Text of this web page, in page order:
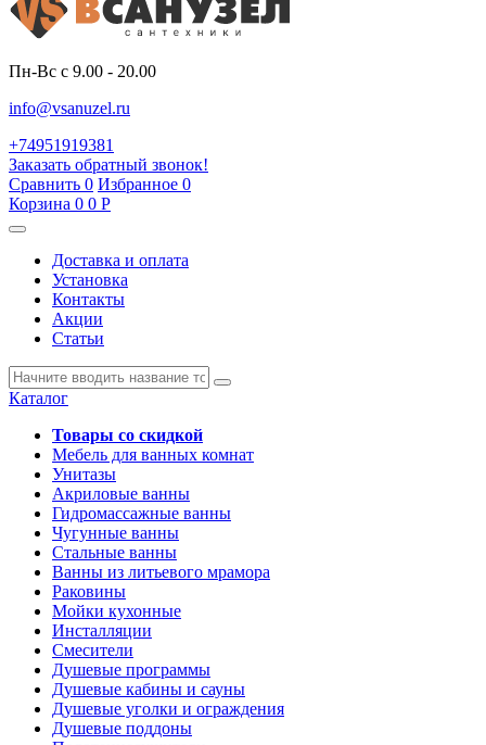
Пн-Вс с 9.00 - 20.00
info@vsanuzel.ru
+74951919381
Заказать обратный звонок!
Сравнить 0 Избранное 0
Корзина 0 0 Р
Доставка и оплата
Установка
Контакты
Акции
Статьи
Каталог
Товары со скидкой
Мебель для ванных комнат
Унитазы
Акриловые ванны
Гидромассажные ванны
Чугунные ванны
Стальные ванны
Ванны из литьевого мрамора
Раковины
Мойки кухонные
Инсталляции
Смесители
Душевые программы
Душевые кабины и сауны
Душевые уголки и ограждения
Душевые поддоны